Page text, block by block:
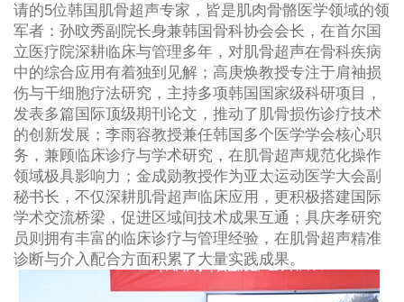
请的5位韩国肌骨超声专家，皆是肌肉骨骼医学领域的领
军者：孙旼秀副院长身兼韩国骨科协会会长，在首尔国
立医疗院深耕临床与管理多年，对肌骨超声在骨科疾病
中的综合应用有着独到见解；高庚焕教授专注于肩袖损
伤与干细胞疗法研究，主持多项韩国国家级科研项目，
发表多篇国际顶级期刊论文，推动了肌骨损伤诊疗技术
的创新发展；李雨容教授兼任韩国多个医学学会核心职
务，兼顾临床诊疗与学术研究，在肌骨超声规范化操作
领域极具影响力；金成勋教授作为亚太运动医学大会副
秘书长，不仅深耕肌骨超声临床应用，更积极搭建国际
学术交流桥梁，促进区域间技术成果互通；具庆孝研究
员则拥有丰富的临床诊疗与管理经验，在肌骨超声精准
诊断与介入配合方面积累了大量实践成果。